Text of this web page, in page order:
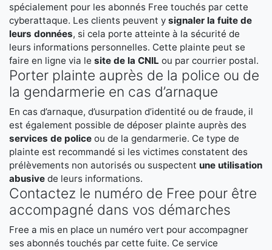
spécialement pour les abonnés Free touchés par cette
cyberattaque. Les clients peuvent y signaler la fuite de
leurs données, si cela porte atteinte à la sécurité de
leurs informations personnelles. Cette plainte peut se
faire en ligne via le site de la CNIL ou par courrier postal.
Porter plainte auprès de la police ou de
la gendarmerie en cas d’arnaque
En cas d’arnaque, d’usurpation d’identité ou de fraude, il
est également possible de déposer plainte auprès des
services de police ou de la gendarmerie. Ce type de
plainte est recommandé si les victimes constatent des
prélèvements non autorisés ou suspectent une utilisation
abusive de leurs informations.
Contactez le numéro de Free pour être
accompagné dans vos démarches
Free a mis en place un numéro vert pour accompagner
ses abonnés touchés par cette fuite. Ce service